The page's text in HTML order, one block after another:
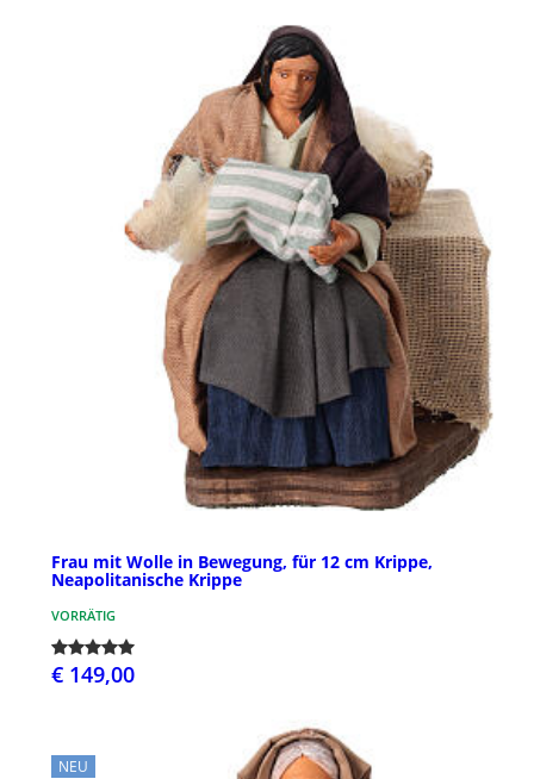
Frau mit Wolle in Bewegung, für 12 cm Krippe,
Neapolitanische Krippe
VORRÄTIG
€ 149,00
NEU